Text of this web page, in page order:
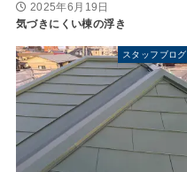
2025年6月19日
気づきにくい棟の浮き
スタッフブログ